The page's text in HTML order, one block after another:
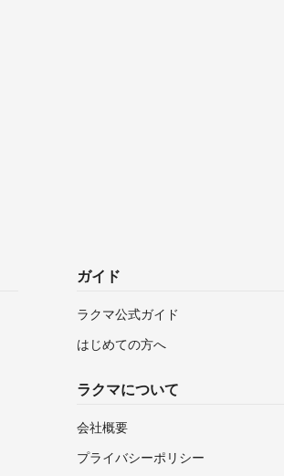
ガイド
ラクマ公式ガイド
はじめての方へ
ラクマについて
会社概要
プライバシーポリシー